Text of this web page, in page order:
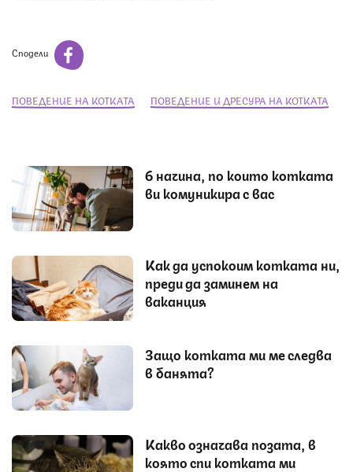
Сподели
ПОВЕДЕНИЕ НА КОТКАТА ПОВЕДЕНИЕ И ДРЕСУРА НА КОТКАТА
6 начина, по които котката
ви комуникира с вас
Как да успокоим котката ни,
преди да заминем на
ваканция
Защо котката ми ме следва
в банята?
Какво означава позата, в
която спи котката ми